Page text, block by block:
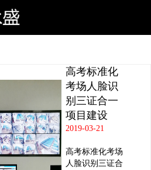
高考标准化
考场人脸识
别三证合一
项目建设
2019-03-21
高考标准化考场
人脸识别三证合